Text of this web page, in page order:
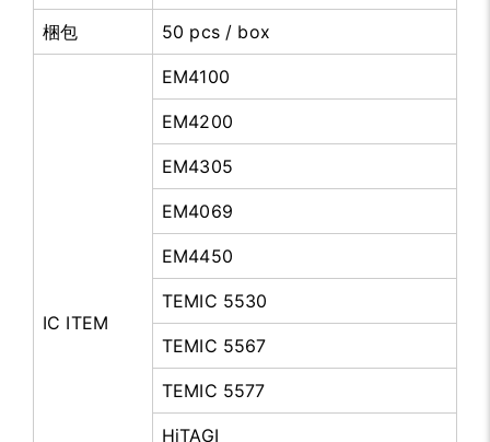
梱包 50 pcs / box
IC ITEM
EM4100
EM4200
EM4305
EM4069
EM4450
TEMIC 5530
TEMIC 5567
TEMIC 5577
HiTAGⅠ